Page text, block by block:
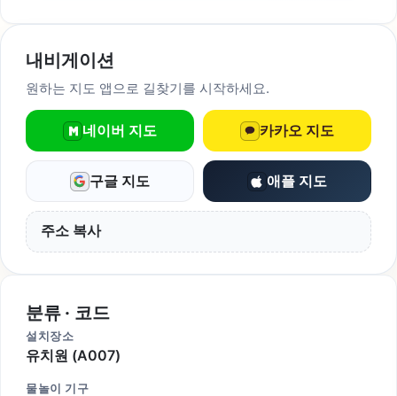
내비게이션
원하는 지도 앱으로 길찾기를 시작하세요.
네이버 지도 카카오 지도
구글 지도 애플 지도
주소 복사
분류 · 코드
설치장소
유치원 (A007)
물놀이 기구